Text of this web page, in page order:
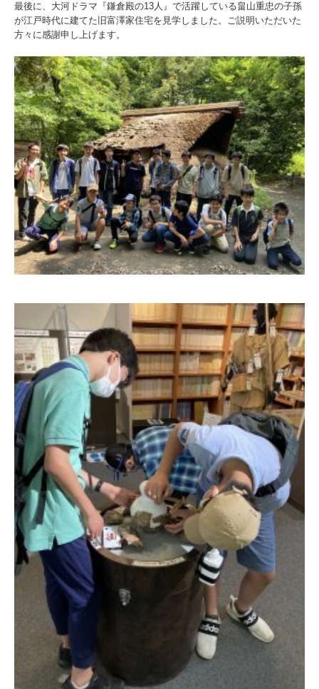
最後に、大河ドラマ『鎌倉殿の13人』で活躍している畠山重忠の子孫
が江戸時代に建てた旧富澤家住宅を見学しました。ご説明いただいた
方々に感謝申し上げます。